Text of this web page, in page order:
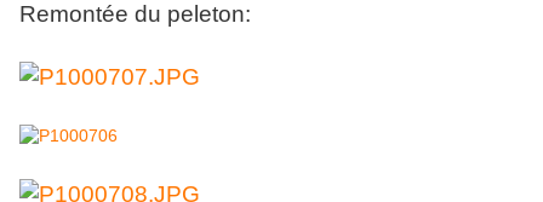
Remontée du peleton: